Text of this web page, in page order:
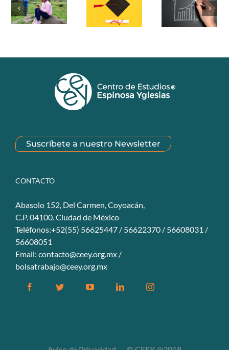
Suscríbete a nuestro Newsletter
CONTACTO
Abasolo 152, Del Carmen, Coyoacán,
C.P. 04100. Ciudad de México
Teléfonos:+52(55) 56625447 / 56622370 / 56608031 /
56608051
Email: contacto@ceey.org.mx /
bolsatrabajo@ceey.org.mx
FacebookTwitter YouTubeLinkedinInstagram